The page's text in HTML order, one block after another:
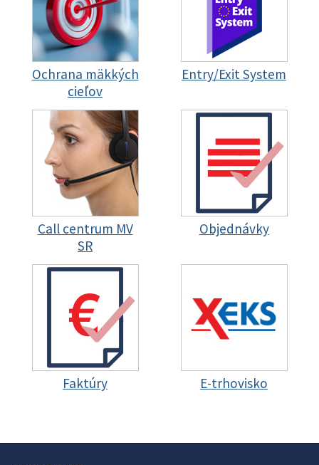
Ochrana mäkkých
cieľov
Entry/Exit System
Call centrum MV
SR
Objednávky
Faktúry E-trhovisko